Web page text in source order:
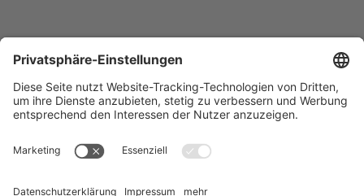
Deutschen Gießerei-Industrie e.V.
40549 Düsseldorf